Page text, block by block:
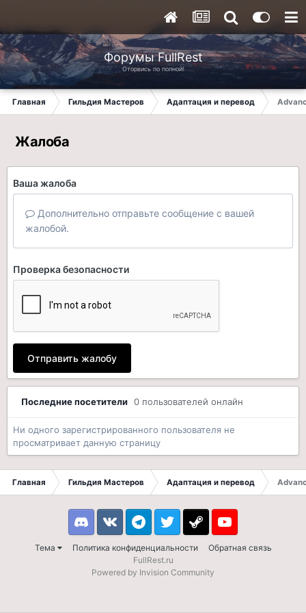
Форумы FullRest
Оторвись по полной!
Главная Гильдия Мастеров Адаптация и перевод
Жалоба
Ваша жалоба
Дополнительно отправьте сообщение с вашей
жалобой.
Проверка безопасности
Отправить жалобу
Последние посетители 0 пользователей онлайн
Ни одного зарегистрированного пользователя не
просматривает данную страницу
Главная Гильдия Мастеров Адаптация и перевод
Тема Политика конфиденциальности Обратная связь
DiscordVK TelegramTwitter Steam Youtube
FullRest.ru
Powered by Invision Community